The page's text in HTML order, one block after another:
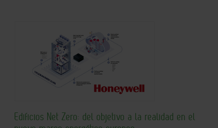
Edificios Net Zero: del objetivo a la realidad en el